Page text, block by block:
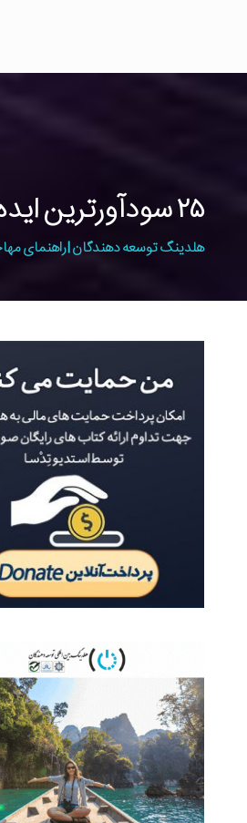
۲۵ سودآورترین ایده در کسب و کار صنایع غذایی
هلدینگ توسعه دهندگان | راهنمای